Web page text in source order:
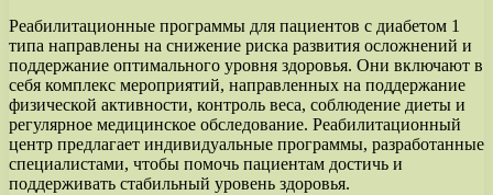
Реабилитационные программы для пациентов с диабетом 1
типа направлены на снижение риска развития осложнений и
поддержание оптимального уровня здоровья. Они включают в
себя комплекс мероприятий, направленных на поддержание
физической активности, контроль веса, соблюдение диеты и
регулярное медицинское обследование. Реабилитационный
центр предлагает индивидуальные программы, разработанные
специалистами, чтобы помочь пациентам достичь и
поддерживать стабильный уровень здоровья.